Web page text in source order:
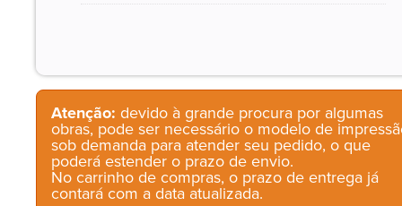
Atenção: devido à grande procura por algumas
obras, pode ser necessário o modelo de
sob demanda para atender seu pedido, o que
poderá estender o prazo de envio.
No carrinho de compras, o prazo de entrega já
contará com a data atualizada.